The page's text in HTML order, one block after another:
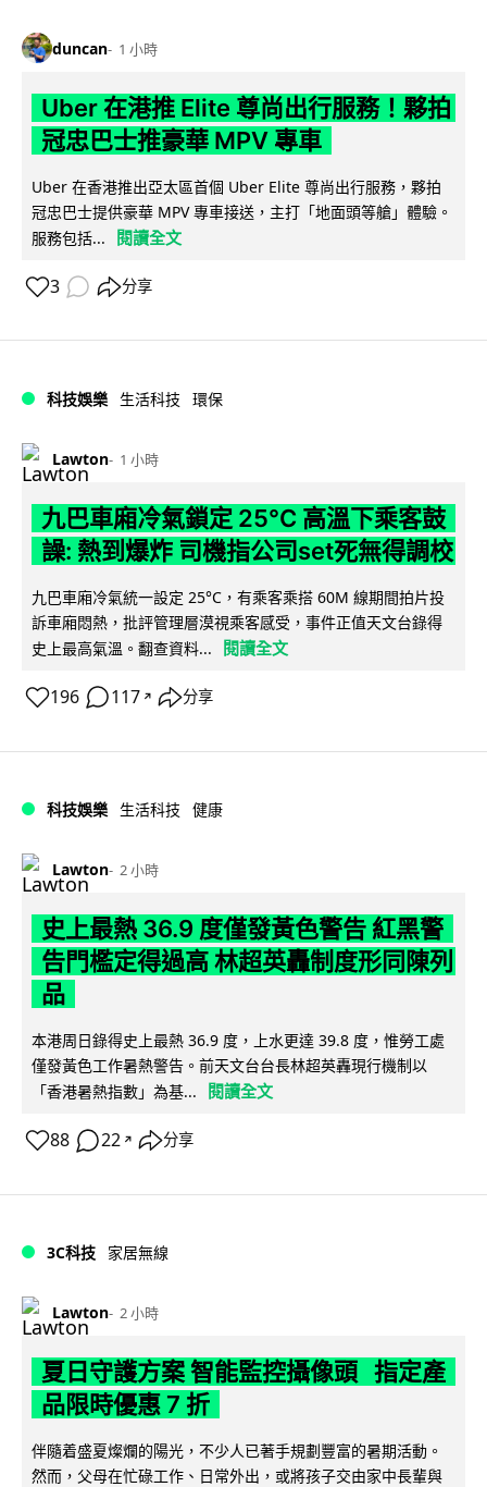
duncan 1 小時
Uber 在港推 Elite 尊尚出行服務！夥拍
冠忠巴士推豪華 MPV 專車
Uber 在香港推出亞太區首個 Uber Elite 尊尚出行服務，夥拍
冠忠巴士提供豪華 MPV 專車接送，主打「地面頭等艙」體驗。
服務包括...
閱讀全文
3 分享
科技娛樂 生活科技 環保
Lawton 1 小時
九巴車廂冷氣鎖定 25°C 高溫下乘客鼓
譟: 熱到爆炸 司機指公司set死無得調校
九巴車廂冷氣統一設定 25°C，有乘客乘搭 60M 線期間拍片投
訴車廂悶熱，批評管理層漠視乘客感受，事件正值天文台錄得
史上最高氣溫。翻查資料...
閱讀全文
196 117 ↗ 分享
科技娛樂 生活科技 健康
Lawton 2 小時
史上最熱 36.9 度僅發黃色警告 紅黑警
告門檻定得過高 林超英轟制度形同陳列
品
本港周日錄得史上最熱 36.9 度，上水更達 39.8 度，惟勞工處
僅發黃色工作暑熱警告。前天文台台長林超英轟現行機制以
「香港暑熱指數」為基...
閱讀全文
88 22 ↗ 分享
3C科技 家居無線
Lawton 2 小時
夏日守護方案 智能監控攝像頭 指定產
品限時優惠 7 折
伴隨着盛夏燦爛的陽光，不少人已著手規劃豐富的暑期活動。
然而，父母在忙碌工作、日常外出，或將孩子交由家中長輩與